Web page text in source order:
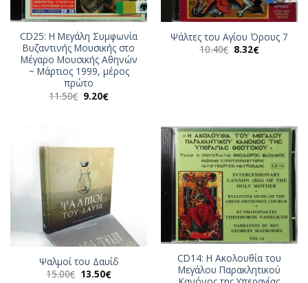
CD25: Η Μεγάλη Συμφωνία
Βυζαντινής Μουσικής στο
Μέγαρο Μουσικής Αθηνών
~ Μάρτιος 1999, μέρος
πρώτο
11.50€ Original
price
9.20€Η
Ψάλτες του Αγίου Όρους 7
10.40€ Original
8.32€Η
Ψαλμοί του Δαυίδ
15.00€ Original
13.50€Η
CD14: Η Ακολουθία του
Μεγάλου Παρακλητικού